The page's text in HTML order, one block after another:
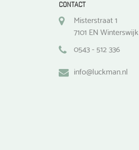
CONTACT
Misterstraat 1
7101 EN Winterswijk
0543 - 512 336
info@luckman.nl